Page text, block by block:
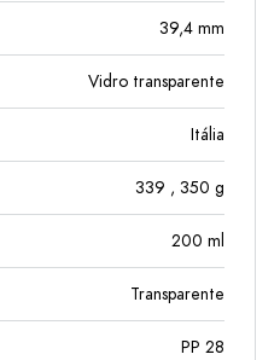
39,4 mm
Vidro transparente
Itália
339 , 350 g
200 ml
Transparente
PP 28